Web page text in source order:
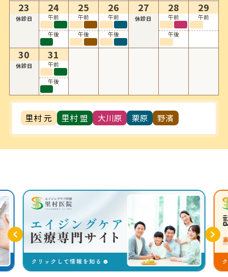
23
休診日
24
午前
午後
25
午前
午後
26
午前
午後
27
休診日
28
午前
午後
29
午前
30
休診日
31
午前
午後
里村 元 里村 盟 大川原 栗原 野濱